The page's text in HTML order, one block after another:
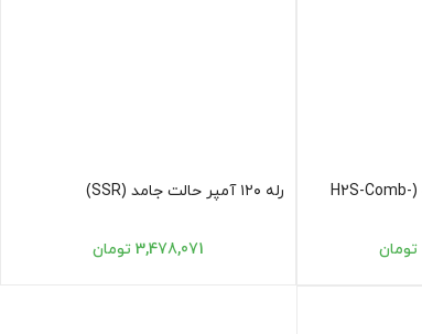
دتکتور گاز پرتابل ۴ گازه (H2S-Comb-
رله ۱۲۰ آمپر حالت جامد (SSR)
3,478,071 تومان